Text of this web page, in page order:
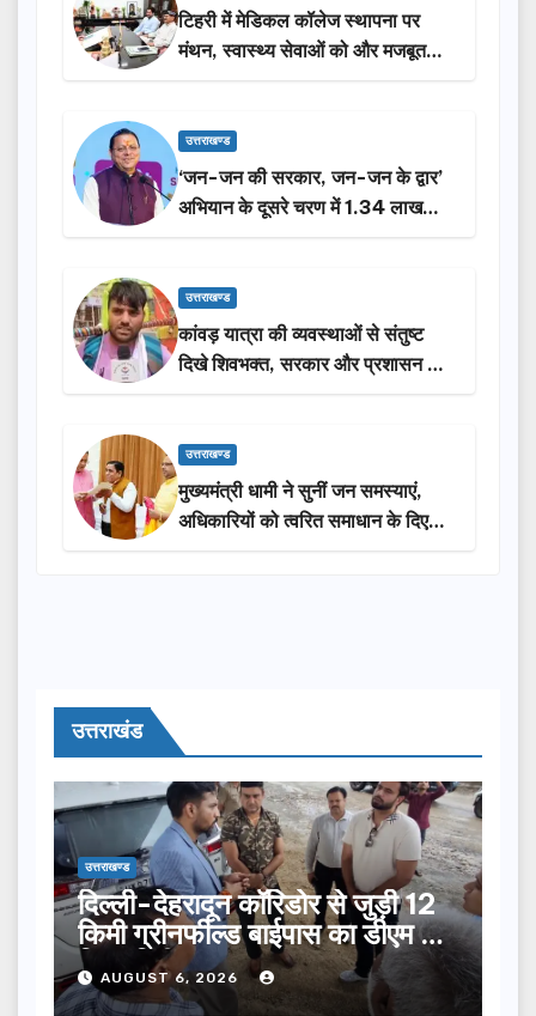
टिहरी में मेडिकल कॉलेज स्थापना पर
मंथन, स्वास्थ्य सेवाओं को और मजबूत
करेगी सरकार: मुख्यमंत्री धामी…
उत्तराखण्ड
‘जन-जन की सरकार, जन-जन के द्वार’
अभियान के दूसरे चरण में 1.34 लाख
लोगों की भागीदारी…
उत्तराखण्ड
कांवड़ यात्रा की व्यवस्थाओं से संतुष्ट
दिखे शिवभक्त, सरकार और प्रशासन की
सराहना…
उत्तराखण्ड
मुख्यमंत्री धामी ने सुनीं जन समस्याएं,
अधिकारियों को त्वरित समाधान के दिए
निर्देश
उत्तराखंड
उत्तराखण्ड
दिल्ली-देहरादून कॉरिडोर से जुड़ी 12
किमी ग्रीनफील्ड बाईपास का डीएम ने
किया निरीक्षण…
AUGUST 6, 2026